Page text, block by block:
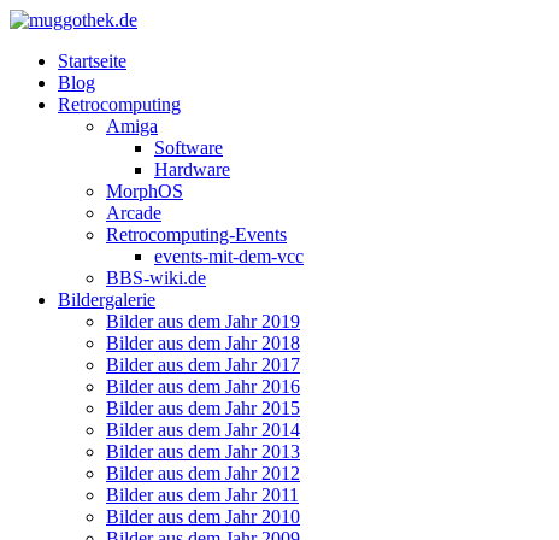
Startseite
Blog
Retrocomputing
Amiga
Software
Hardware
MorphOS
Arcade
Retrocomputing-Events
events-mit-dem-vcc
BBS-wiki.de
Bildergalerie
Bilder aus dem Jahr 2019
Bilder aus dem Jahr 2018
Bilder aus dem Jahr 2017
Bilder aus dem Jahr 2016
Bilder aus dem Jahr 2015
Bilder aus dem Jahr 2014
Bilder aus dem Jahr 2013
Bilder aus dem Jahr 2012
Bilder aus dem Jahr 2011
Bilder aus dem Jahr 2010